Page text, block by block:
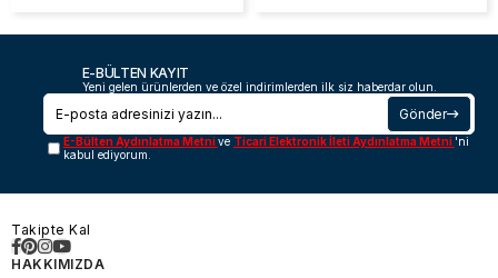
E-BÜLTEN KAYIT
Yeni gelen ürünlerden ve özel indirimlerden ilk siz haberdar olun.
Gönder
E-Bülten Aydınlatma Metnive Ticari Elektronik İleti Aydınlatma Metni 'ni
kabul ediyorum.
Takipte Kal
HAKKIMIZDA